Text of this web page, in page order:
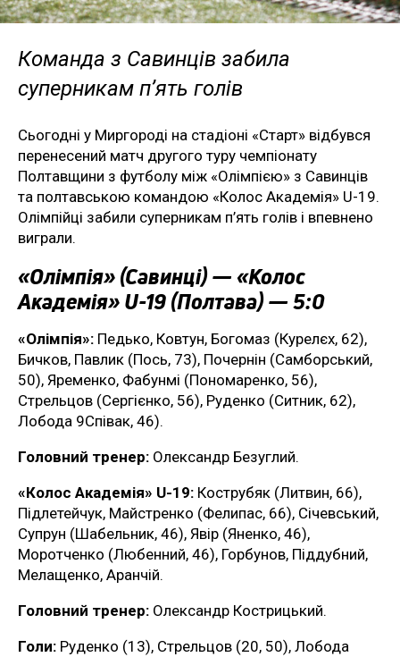
Команда з Савинців забила
суперникам п’ять голів
Сьогодні у Миргороді на стадіоні «Старт» відбувся
перенесений матч другого туру чемпіонату
Полтавщини з футболу між «Олімпією» з Савинців
та полтавською командою «Колос Академія» U-19.
Олімпійці забили суперникам п’ять голів і впевнено
виграли.
«Олімпія» (Савинці) — «Колос
Академія» U-19 (Полтава) — 5:0
«Олімпія»: Педько, Ковтун, Богомаз (Курелєх, 62),
Бичков, Павлик (Пось, 73), Почернін (Самборський,
50), Яременко, Фабунмі (Пономаренко, 56),
Стрельцов (Сергієнко, 56), Руденко (Ситник, 62),
Лобода 9Співак, 46).
Головний тренер: Олександр Безуглий.
«Колос Академія» U-19: Кострубяк (Литвин, 66),
Підлетейчук, Майстренко (Фелипас, 66), Січевський,
Супрун (Шабельник, 46), Явір (Яненко, 46),
Моротченко (Любенний, 46), Горбунов, Піддубний,
Мелащенко, Аранчій.
Головний тренер: Олександр Кострицький.
Голи: Руденко (13), Стрельцов (20, 50), Лобода